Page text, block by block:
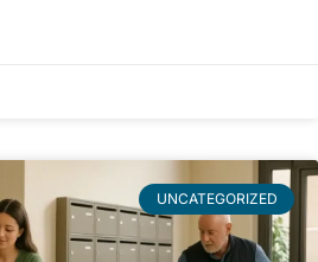
UNCATEGORIZED